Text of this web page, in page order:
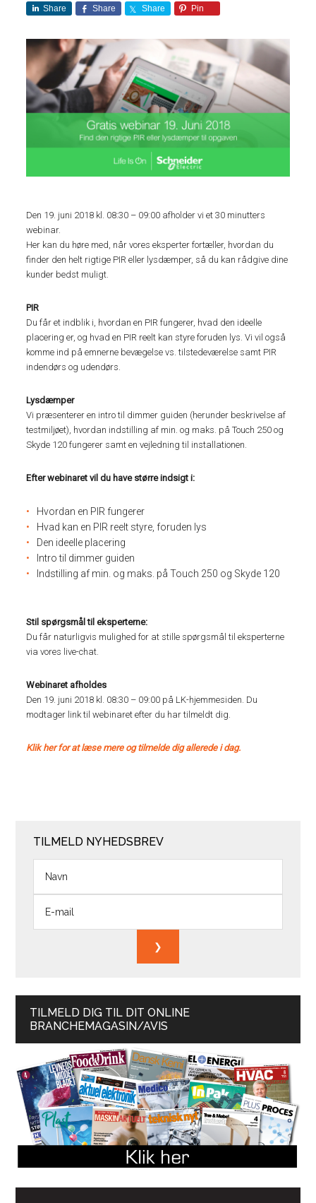
Share Share Share Pin
Den 19. juni 2018 kl. 08:30 – 09:00 afholder vi et 30 minutters
webinar.
Her kan du høre med, når vores eksperter fortæller, hvordan du
finder den helt rigtige PIR eller lysdæmper, så du kan rådgive dine
kunder bedst muligt.
PIR
Du får et indblik i, hvordan en PIR fungerer, hvad den ideelle
placering er, og hvad en PIR reelt kan styre foruden lys. Vi vil også
komme ind på emnerne bevægelse vs. tilstedeværelse samt PIR
indendørs og udendørs.
Lysdæmper
Vi præsenterer en intro til dimmer guiden (herunder beskrivelse af
testmiljøet), hvordan indstilling af min. og maks. på Touch 250 og
Skyde 120 fungerer samt en vejledning til installationen.
Efter webinaret vil du have større indsigt i:
Hvordan en PIR fungerer
Hvad kan en PIR reelt styre, foruden lys
Den ideelle placering
Intro til dimmer guiden
Indstilling af min. og maks. på Touch 250 og Skyde 120
Stil spørgsmål til eksperterne:
Du får naturligvis mulighed for at stille spørgsmål til eksperterne
via vores live-chat.
Webinaret afholdes
Den 19. juni 2018 kl. 08:30 – 09:00 på LK-hjemmesiden. Du
modtager link til webinaret efter du har tilmeldt dig.
Klik her for at læse mere og tilmelde dig allerede i dag.
TILMELD NYHEDSBREV
TILMELD DIG TIL DIT ONLINE
BRANCHEMAGASIN/AVIS